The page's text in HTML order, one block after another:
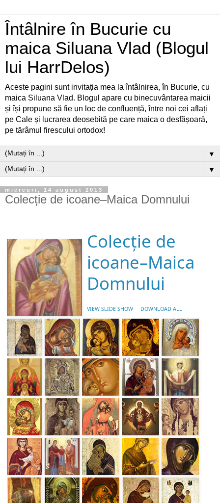
Întâlnire în Bucurie cu
maica Siluana Vlad (Blogul
lui HarrDelos)
Aceste pagini sunt invitația mea la întâlnirea, în Bucurie, cu
maica Siluana Vlad. Blogul apare cu binecuvântarea maicii
și își propune să fie un loc de confluență, între noi cei aflați
pe Cale și lucrarea deosebită pe care maica o desfășoară,
pe tărâmul firescului ortodox!
▼
▼
miercuri, 14 august 2013
Colecție de icoane–Maica Domnului
Colecție de
icoane–Maica
Domnului
VIEW SLIDE SHOW DOWNLOAD ALL